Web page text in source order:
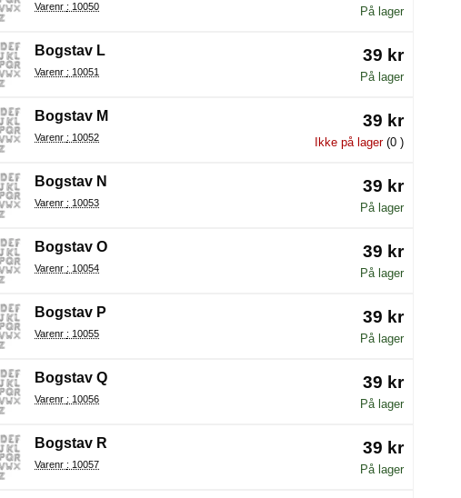
Varenr : 10050 På lager
Bogstav L
Varenr : 10051
39 kr
På lager
Bogstav M
Varenr : 10052
39 kr
Ikke på lager(0 )
Bogstav N
Varenr : 10053
39 kr
På lager
Bogstav O
Varenr : 10054
39 kr
På lager
Bogstav P
Varenr : 10055
39 kr
På lager
Bogstav Q
Varenr : 10056
39 kr
På lager
Bogstav R
Varenr : 10057
39 kr
På lager